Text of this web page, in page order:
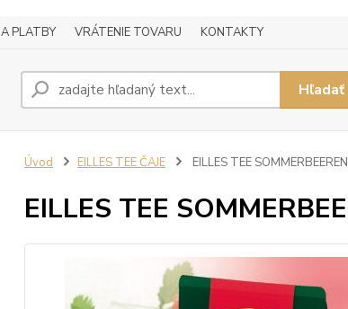
PLATBY VRÁTENIE TOVARU KONTAKTY
Hľadať
Úvod EILLES TEE ČAJE EILLES TEE
EILLES TEE